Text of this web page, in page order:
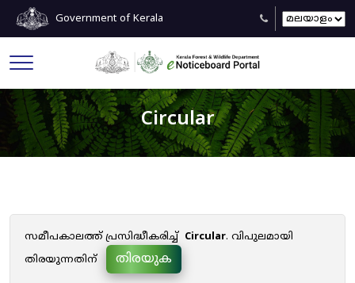
Government of Kerala
Circular
സമീപകാലത്ത് പ്രസിദ്ധീകരിച്ച് Circular. വിപുലമായി
തിരയുന്നതിന്
തിരയുക